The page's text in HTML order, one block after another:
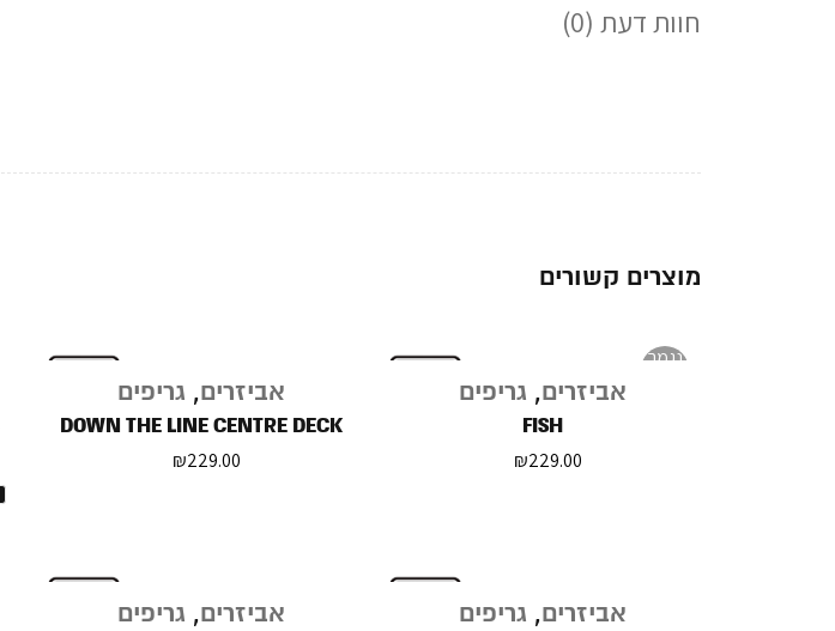
חוות דעת (0)
מוצרים קשורים
נגמר
אביזרים, גריפים
FISH
₪229.00
אביזרים, גריפים
DOWN THE LINE CENTRE DECK
₪229.00
אביזרים, גריפים אביזרים, גריפים